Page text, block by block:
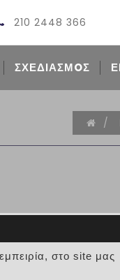
210 2448 366
ΣΧΕΔΙΑΣΜOΣ
/
στο site μας